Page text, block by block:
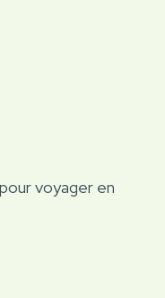
voyager en